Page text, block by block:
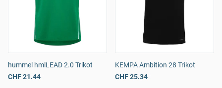
hummel hmlLEAD 2.0 Trikot
CHF 21.44
KEMPA Ambition 28 Trikot
CHF 25.34